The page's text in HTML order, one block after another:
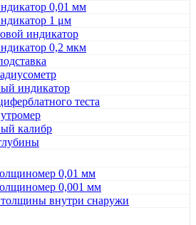
0,01 мм
1 μм
индикатор
0,2 мкм
индикатор
теста
калибр
0,01 мм
0,001 мм
внутри снаружи